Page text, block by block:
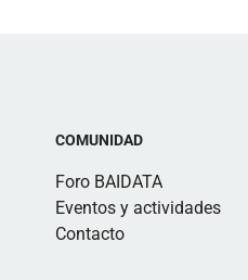
COMUNIDAD
Foro BAIDATA
Eventos y actividades
Contacto